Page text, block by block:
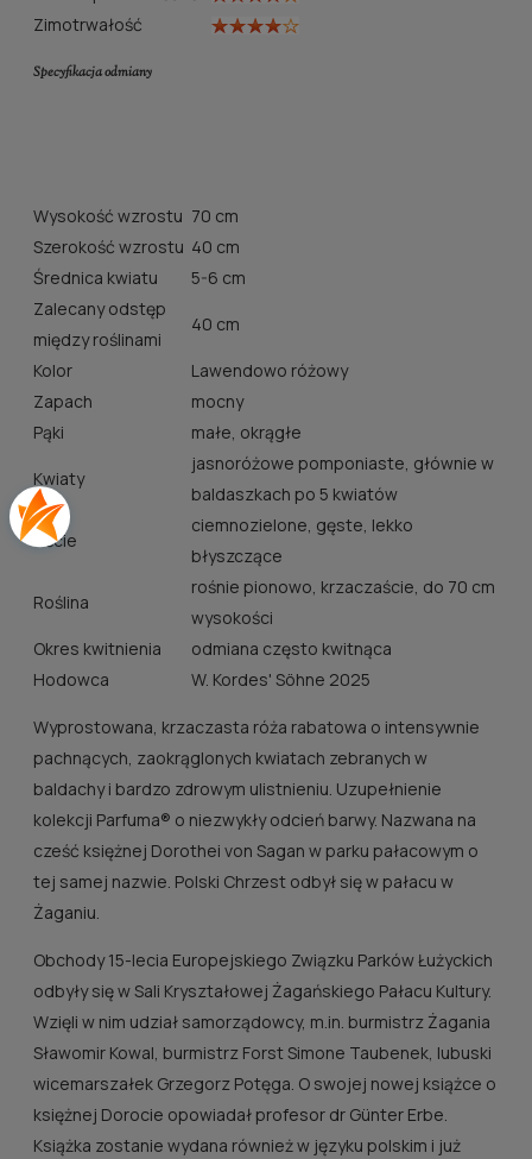
Zimotrwałość
Specyfikacja odmiany
Wysokość wzrostu 70 cm
Szerokość wzrostu 40 cm
Średnica kwiatu
5-6 cm
Zalecany odstęp
między roślinami
40 cm
Kolor
Lawendowo różowy
Zapach
mocny
Pąki
małe, okrągłe
Kwiaty
jasnoróżowe pomponiaste, głównie w
baldaszkach po 5 kwiatów
Liście
ciemnozielone, gęste, lekko
błyszczące
Roślina
rośnie pionowo, krzaczaście, do 70 cm
wysokości
Okres kwitnienia
odmiana często kwitnąca
Hodowca
W. Kordes' Söhne 2025
Wyprostowana, krzaczasta róża rabatowa o intensywnie
pachnących, zaokrąglonych kwiatach zebranych w
baldachy i bardzo zdrowym ulistnieniu. Uzupełnienie
kolekcji Parfuma® o niezwykły odcień barwy. Nazwana na
cześć księżnej Dorothei von Sagan w parku pałacowym o
tej samej nazwie. Polski Chrzest odbył się w pałacu w
Żaganiu.
Obchody 15-lecia Europejskiego Związku Parków Łużyckich
odbyły się w Sali Kryształowej Żagańskiego Pałacu Kultury.
Wzięli w nim udział samorządowcy, m.in. burmistrz Żagania
Sławomir Kowal, burmistrz Forst Simone Taubenek, lubuski
wicemarszałek Grzegorz Potęga. O swojej nowej książce o
księżnej Dorocie opowiadał profesor dr Günter Erbe.
Książka zostanie wydana również w języku polskim i już